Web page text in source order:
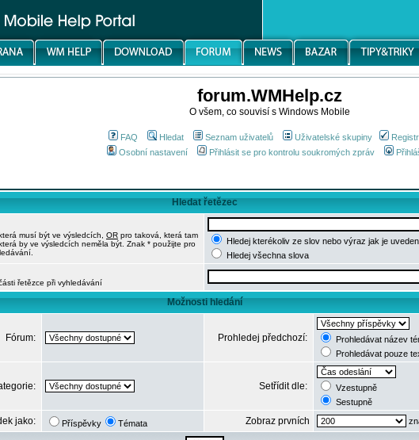
forum.WMHelp.cz
O všem, co souvisí s Windows Mobile
FAQ Hledat Seznam uživatelů Uživatelské skupiny
Osobní nastavení
Přihlásit se pro kontrolu soukromých zpráv
Hledat řetězec
musí být ve výsledcích, OR pro taková, která tam
by ve výsledcích neměla být. Znak * použijte pro
Hledej kterékoliv ze slov nebo výraz jak je uveden
Hledej všechna slova
řetězce při vyhledávání
Možnosti hledání
Fórum: Prohledej předchozí:
Prohledávat název
Prohledávat pouze
Setřídit dle:
Vzestupně
Sestupně
jako: Příspěvky Témata Zobraz prvních